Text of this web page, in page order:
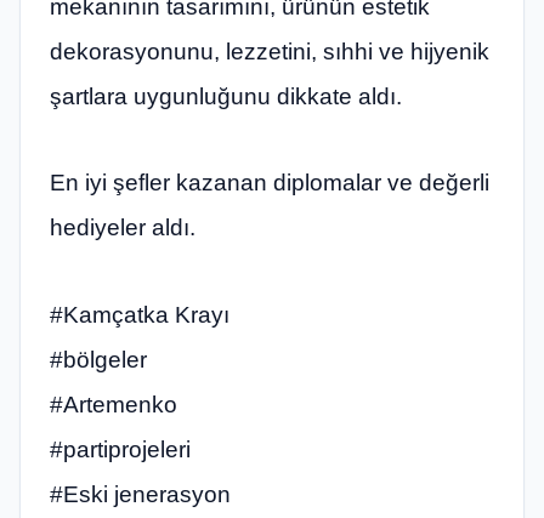
mekanının tasarımını, ürünün estetik
dekorasyonunu, lezzetini, sıhhi ve hijyenik
şartlara uygunluğunu dikkate aldı.
En iyi şefler kazanan diplomalar ve değerli
hediyeler aldı.
#Kamçatka Krayı
#bölgeler
#Artemenko
#partiprojeleri
#Eski jenerasyon